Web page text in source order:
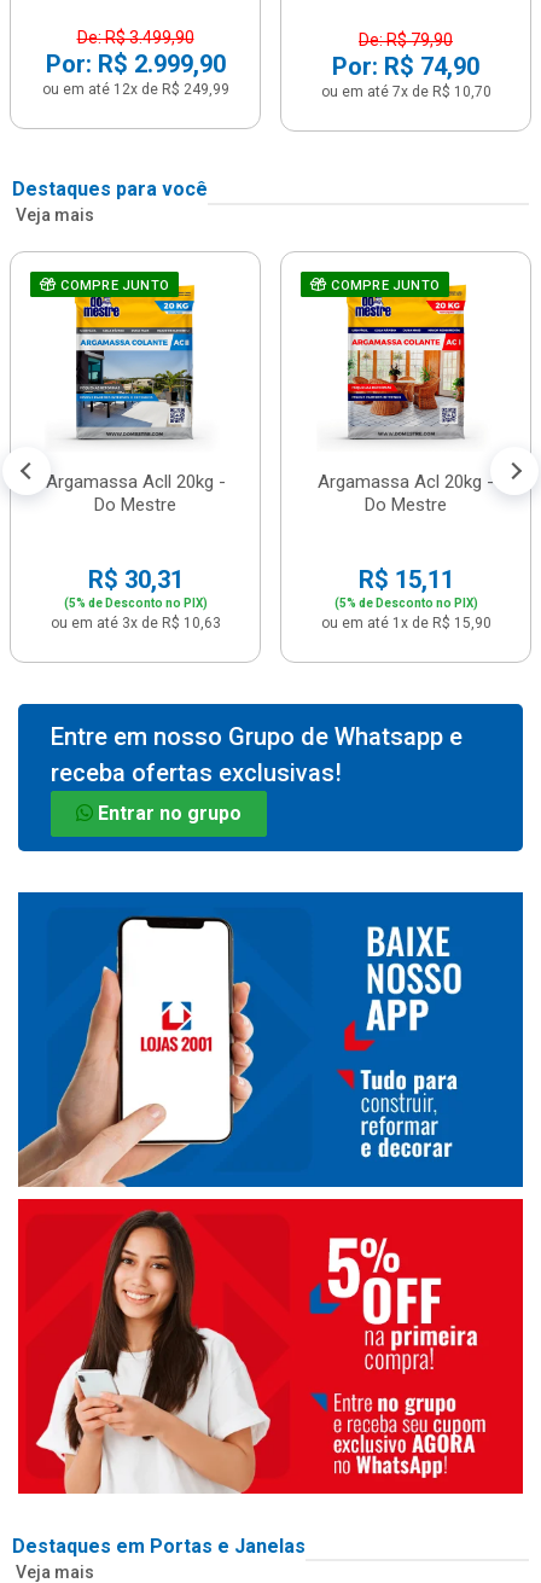
De: R$ 3.499,90
Por: R$ 2.999,90
ou em até 12x de R$ 249,99
De: R$ 79,90
Por: R$ 74,90
ou em até 7x de R$ 10,70
Destaques para você
Veja mais
COMPRE JUNTO
Argamassa Acll 20kg -
Do Mestre
R$ 30,31
(5% de Desconto no PIX)
ou em até 3x de R$ 10,63
COMPRE JUNTO
Argamassa Acl 20kg -
Do Mestre
R$ 15,11
(5% de Desconto no PIX)
ou em até 1x de R$ 15,90
Entre em nosso Grupo de Whatsapp e
receba ofertas exclusivas!
Entrar no grupo
Destaques em Portas e Janelas
Veja mais